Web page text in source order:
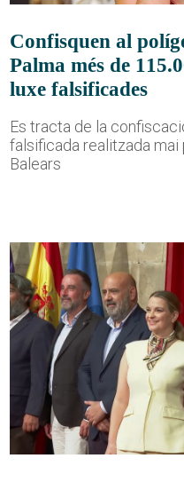
Confisquen al
Palma més de
luxe falsificades
Es tracta de la
falsificada realitzada mai
Balears